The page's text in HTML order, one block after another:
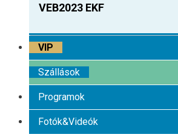
VEB2023 EKF
VIP
Szállások
Programok
Fotók&Videók